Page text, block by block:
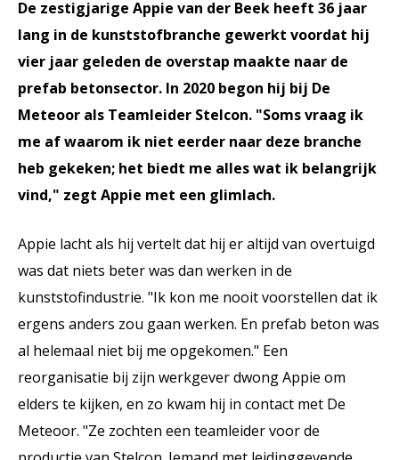
De zestigjarige Appie van der Beek heeft 36 jaar
lang in de kunststofbranche gewerkt voordat hij
vier jaar geleden de overstap maakte naar de
prefab betonsector. In 2020 begon hij bij De
Meteoor als Teamleider Stelcon. "Soms vraag ik
me af waarom ik niet eerder naar deze branche
heb gekeken; het biedt me alles wat ik belangrijk
vind," zegt Appie met een glimlach.
Appie lacht als hij vertelt dat hij er altijd van overtuigd
was dat niets beter was dan werken in de
kunststofindustrie. "Ik kon me nooit voorstellen dat ik
ergens anders zou gaan werken. En prefab beton was
al helemaal niet bij me opgekomen." Een
reorganisatie bij zijn werkgever dwong Appie om
elders te kijken, en zo kwam hij in contact met De
Meteoor. "Ze zochten een teamleider voor de